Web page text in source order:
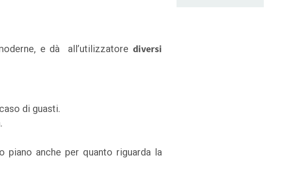
e dà all’utilizzatore diversi
di guasti.
anche per quanto riguarda la